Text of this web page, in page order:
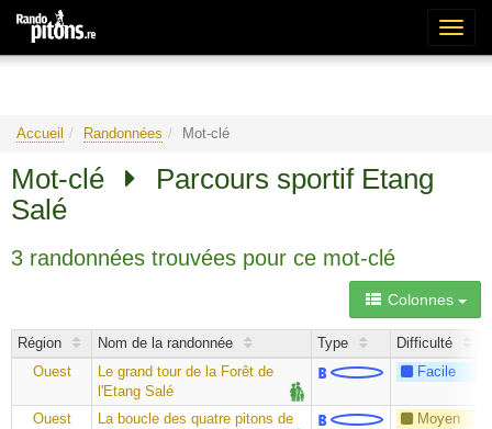
Accueil Randonnées Mot-clé
Mot-clé
Parcours sportif Etang
Salé
3 randonnées trouvées pour ce mot-clé
Colonnes
Région Nom de la randonnée Type Difficulté
Ouest
Le grand tour de la Forêt de
l'Etang Salé
Facile
Ouest
La boucle des quatre pitons de
Moyen